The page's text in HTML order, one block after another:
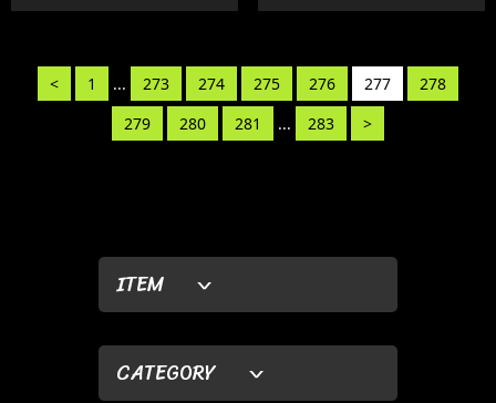
ITEM
CATEGORY
< 1 ... 273 274 275 276 277
278
279
280 281 ... 283 >